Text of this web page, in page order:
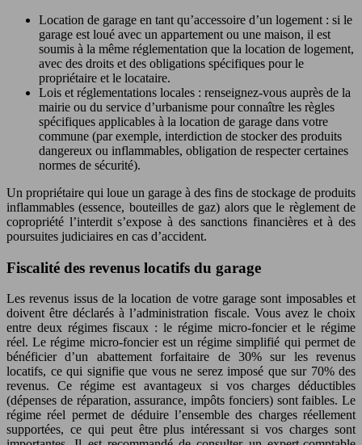
Location de garage en tant qu’accessoire d’un logement : si le
garage est loué avec un appartement ou une maison, il est
soumis à la même réglementation que la location de logement,
avec des droits et des obligations spécifiques pour le
propriétaire et le locataire.
Lois et réglementations locales : renseignez-vous auprès de la
mairie ou du service d’urbanisme pour connaître les règles
spécifiques applicables à la location de garage dans votre
commune (par exemple, interdiction de stocker des produits
dangereux ou inflammables, obligation de respecter certaines
normes de sécurité).
Un propriétaire qui loue un garage à des fins de stockage de produits
inflammables (essence, bouteilles de gaz) alors que le règlement de
copropriété l’interdit s’expose à des sanctions financières et à des
poursuites judiciaires en cas d’accident.
Fiscalité des revenus locatifs du garage
Les revenus issus de la location de votre garage sont imposables et
doivent être déclarés à l’administration fiscale. Vous avez le choix
entre deux régimes fiscaux : le régime micro-foncier et le régime
réel. Le régime micro-foncier est un régime simplifié qui permet de
bénéficier d’un abattement forfaitaire de 30% sur les revenus
locatifs, ce qui signifie que vous ne serez imposé que sur 70% des
revenus. Ce régime est avantageux si vos charges déductibles
(dépenses de réparation, assurance, impôts fonciers) sont faibles. Le
régime réel permet de déduire l’ensemble des charges réellement
supportées, ce qui peut être plus intéressant si vos charges sont